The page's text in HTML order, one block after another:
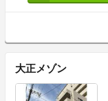
大正メゾン